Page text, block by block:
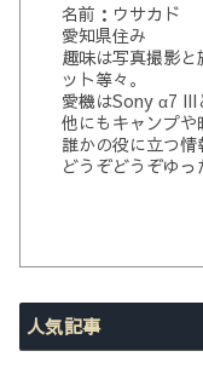
名前：ウサカド
愛知県住み
趣味は写真撮影
ット等々。
愛機はSony α7 III
他にもキャンプや
誰かの役に立つ情
どうぞどうぞゆっ
人気記事